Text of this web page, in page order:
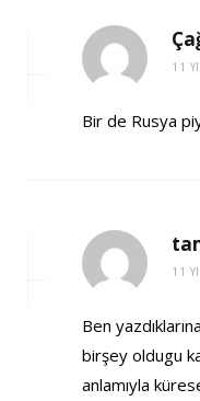
11
Bir de Rusya
11
Ben
birşey oldugu
anlamıyla